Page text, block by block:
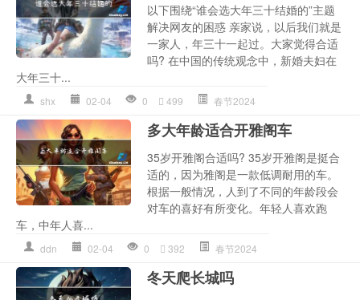
以下围绕“谁会选大年三十结婚的”主题
解决网友的困惑 亲家说，以后我们就是
一家人，年三十一起过。大家觉得合适
吗? 在中国的传统观念中，新婚夫妇在
大年三十...
shx 02-04 0 499 春节2024
多大年龄适合开雅阁车
35岁开雅阁合适吗? 35岁开雅阁是挺合
适的，因为雅阁是一款低调耐用的车。
根据一般情况，人到了不同的年龄段会
对车的喜好有所变化。年轻人喜欢跑
车，中年人喜...
ddn 02-04 0 392 春节2024
冬天爬长城吗